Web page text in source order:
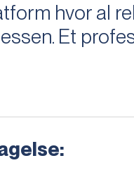
hvor al
Et